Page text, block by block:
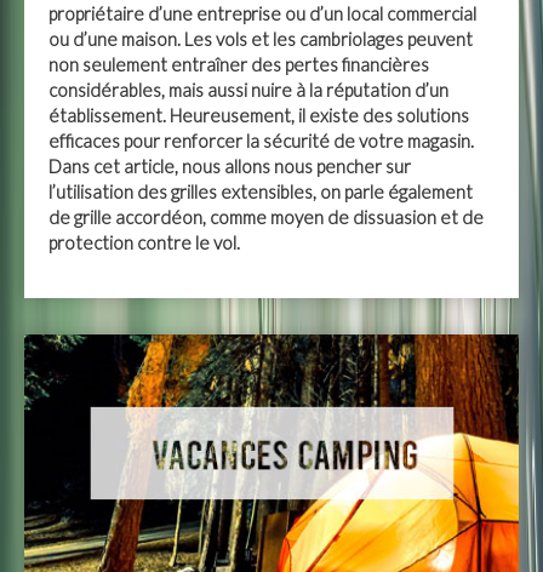
propriétaire d’une entreprise ou d’un local commercial
ou d’une maison. Les vols et les cambriolages peuvent
non seulement entraîner des pertes financières
considérables, mais aussi nuire à la réputation d’un
établissement. Heureusement, il existe des solutions
efficaces pour renforcer la sécurité de votre magasin.
Dans cet article, nous allons nous pencher sur
l’utilisation des grilles extensibles, on parle également
de grille accordéon, comme moyen de dissuasion et de
protection contre le vol.